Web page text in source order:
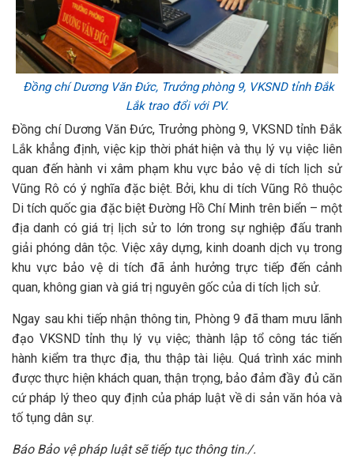
Đồng chí Dương Văn Đức, Trưởng phòng 9, VKSND tỉnh Đắk
Lắk trao đổi với PV.
Đồng chí Dương Văn Đức, Trưởng phòng 9, VKSND tỉnh Đắk
Lắk khẳng định, việc kịp thời phát hiện và thụ lý vụ việc liên
quan đến hành vi xâm phạm khu vực bảo vệ di tích lịch sử
Vũng Rô có ý nghĩa đặc biệt. Bởi, khu di tích Vũng Rô thuộc
Di tích quốc gia đặc biệt Đường Hồ Chí Minh trên biển – một
địa danh có giá trị lịch sử to lớn trong sự nghiệp đấu tranh
giải phóng dân tộc. Việc xây dựng, kinh doanh dịch vụ trong
khu vực bảo vệ di tích đã ảnh hưởng trực tiếp đến cảnh
quan, không gian và giá trị nguyên gốc của di tích lịch sử.
Ngay sau khi tiếp nhận thông tin, Phòng 9 đã tham mưu lãnh
đạo VKSND tỉnh thụ lý vụ việc; thành lập tổ công tác tiến
hành kiểm tra thực địa, thu thập tài liệu. Quá trình xác minh
được thực hiện khách quan, thận trọng, bảo đảm đầy đủ căn
cứ pháp lý theo quy định của pháp luật về di sản văn hóa và
tố tụng dân sự.
Báo Bảo vệ pháp luật sẽ tiếp tục thông tin./.